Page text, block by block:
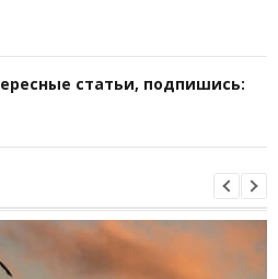
статьи, подпишись: